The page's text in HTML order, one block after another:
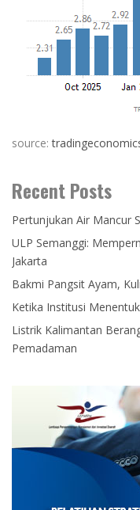
source:
Recent Posts
Pertunjukan Air Mancur
ULP Semanggi:
Jakarta
Bakmi Pangsit Ayam,
Ketika Institusi
Listrik Kalimantan
Pemadaman